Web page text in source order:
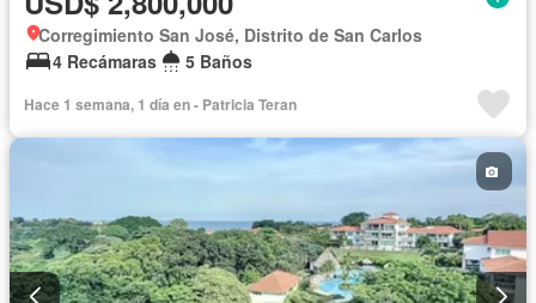
Corregimiento San José, Distrito de San Carlos
4 Recámaras
5 Baños
Hace 1 semana, 1 día en - Patricia Teran